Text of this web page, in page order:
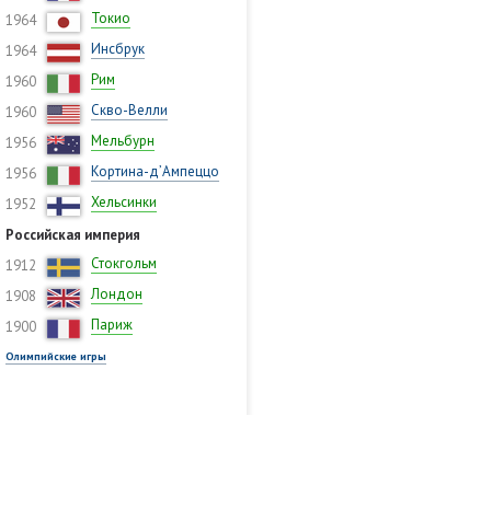
1964
Токио
1964
Инсбрук
1960
Рим
1960
Скво-Велли
1956
Мельбурн
1956
Кортина-д’Ампеццо
1952
Хельсинки
Российская империя
1912
Стокгольм
1908
Лондон
1900
Париж
Олимпийские игры